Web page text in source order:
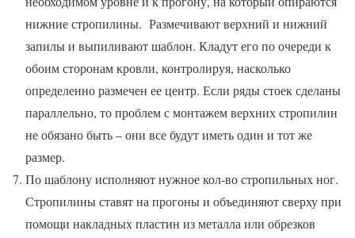
нижние стропилины. Размечивают верхний и нижний
запилы и выпиливают шаблон. Кладут его по очереди к
обоим сторонам кровли, контролируя, насколько
определенно размечен ее центр. Если ряды стоек сделаны
параллельно, то проблем с монтажем верхних стропилин
не обязано быть – они все будут иметь один и тот же
размер.
По шаблону исполняют нужное кол-во стропильных ног.
Стропилины ставят на прогоны и объединяют сверху при
помощи накладных пластин из металла или обрезков